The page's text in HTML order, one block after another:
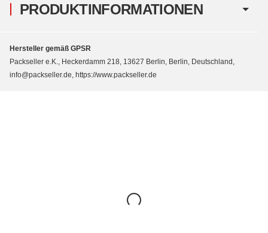
PRODUKTINFORMATIONEN
Hersteller gemäß GPSR
Packseller e.K., Heckerdamm 218, 13627 Berlin, Berlin, Deutschland,
info@packseller.de, https://www.packseller.de